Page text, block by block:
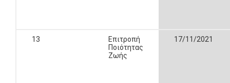
13
Επιτροπή
Ποιότητας
Ζωής
17/11/2021